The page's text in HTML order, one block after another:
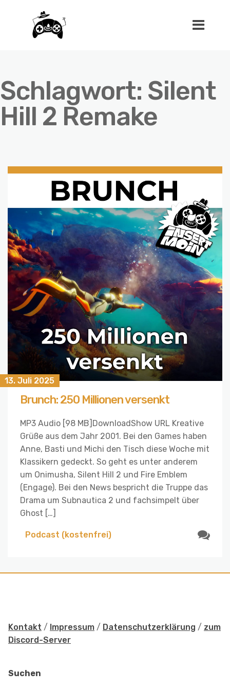
Schlagwort: Silent
Hill 2 Remake
13. Juli 2025
Brunch: 250 Millionen versenkt
MP3 Audio [98 MB]DownloadShow URL Kreative
Grüße aus dem Jahr 2001. Bei den Games haben
Anne, Basti und Michi den Tisch diese Woche mit
Klassikern gedeckt. So geht es unter anderem
um Onimusha, Silent Hill 2 und Fire Emblem
(Engage). Bei den News bespricht die Truppe das
Drama um Subnautica 2 und fachsimpelt über
Ghost […]
Podcast (kostenfrei)
Kontakt / Impressum / Datenschutzerklärung / zum
Discord-Server
Suchen